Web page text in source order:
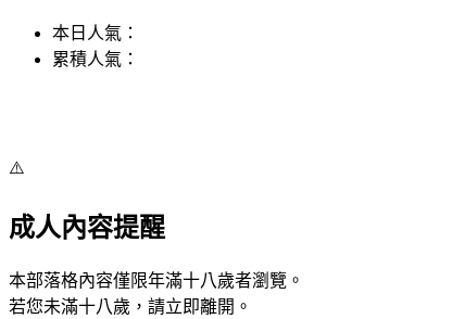
本日人氣：
累積人氣：
⚠️
成人內容提醒
本部落格內容僅限年滿十八歲者瀏覽。
若您未滿十八歲，請立即離開。